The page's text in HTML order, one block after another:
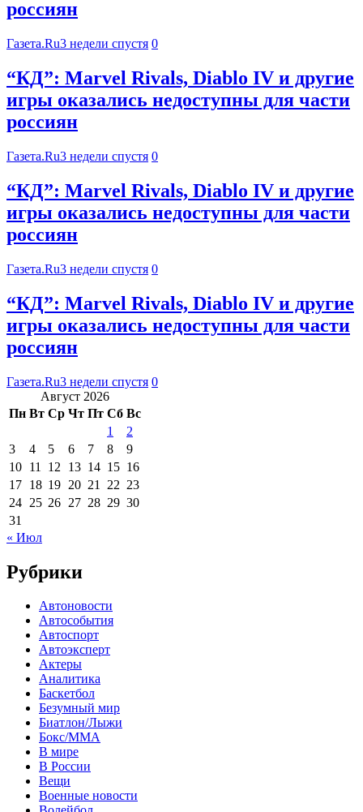
россиян
Газета.Ru3 недели спустя 0
“КД”: Marvel Rivals, Diablo IV и другие
игры оказались недоступны для части
россиян
Газета.Ru3 недели спустя 0
“КД”: Marvel Rivals, Diablo IV и другие
игры оказались недоступны для части
россиян
Газета.Ru3 недели спустя 0
“КД”: Marvel Rivals, Diablo IV и другие
игры оказались недоступны для части
россиян
Газета.Ru3 недели спустя 0
Август 2026
Пн Вт Ср Чт Пт Сб Вс
1
2
3
4 5 6 7 8
9
10 11 12 13 14 15 16
17 18 19 20 21 22 23
24 25 26 27 28 29 30
31
« Июл
Рубрики
Автоновости
Автособытия
Автоспорт
Автоэксперт
Актеры
Аналитика
Баскетбол
Безумный мир
Биатлон/Лыжи
Бокс/MMA
В мире
В России
Вещи
Военные новости